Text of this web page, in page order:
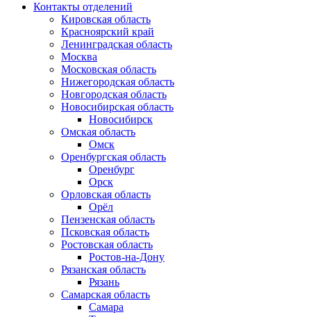
Контакты отделений
Кировская область
Красноярский край
Ленинградская область
Москва
Московская область
Нижегородская область
Новгородская область
Новосибирская область
Новосибирск
Омская область
Омск
Оренбургская область
Оренбург
Орск
Орловская область
Орёл
Пензенская область
Псковская область
Ростовская область
Ростов-на-Дону
Рязанская область
Рязань
Самарская область
Самара